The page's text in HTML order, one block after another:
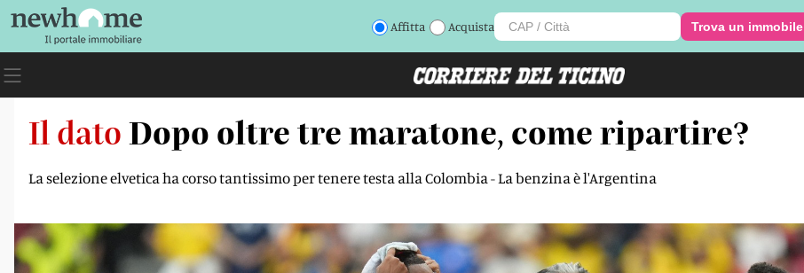
Affitta Acquista Trova un immobile
Il dato Dopo oltre tre maratone, come ripartire?
La selezione elvetica ha corso tantissimo per tenere testa alla Colombia - La benzina è l'Argentina